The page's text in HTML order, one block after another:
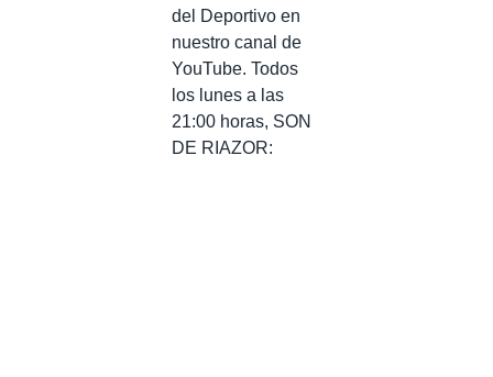
del Deportivo en
nuestro canal de
YouTube. Todos
los lunes a las
21:00 horas, SON
DE RIAZOR: